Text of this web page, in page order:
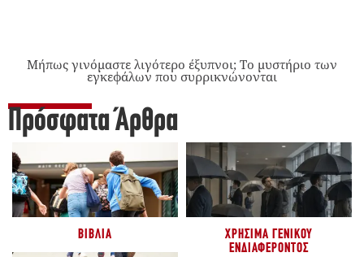
Μήπως γινόμαστε λιγότερο έξυπνοι; Το μυστήριο των
εγκεφάλων που συρρικνώνονται
Πρόσφατα Άρθρα
ΒΙΒΛΊΑ
ΧΡΉΣΙΜΑ ΓΕΝΙΚΟΎ
ΕΝΔΙΑΦΈΡΟΝΤΟΣ